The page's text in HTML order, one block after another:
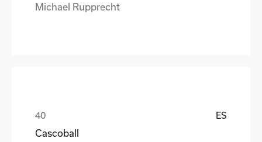
Michael Rupprecht
ES
Cascoball